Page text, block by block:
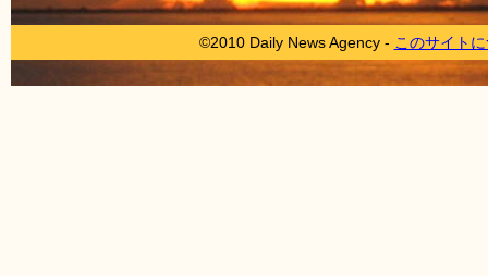
©2010 Daily News Agency - このサイト